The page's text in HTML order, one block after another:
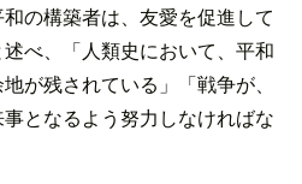
の構築者は、友愛を促進して
べ、「人類史において、平和
が残されている」「戦争が、
となるよう努力しなければな